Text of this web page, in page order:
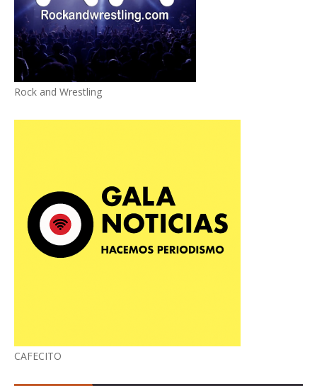
Rock and Wrestling
CAFECITO